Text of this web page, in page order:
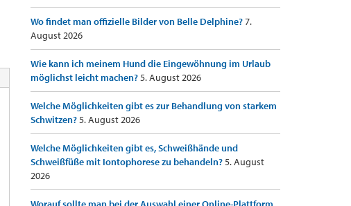
Wo findet man offizielle Bilder von Belle Delphine?7.
August 2026
Wie kann ich meinem Hund die Eingewöhnung im Urlaub
möglichst leicht machen?5. August 2026
Welche Möglichkeiten gibt es zur Behandlung von starkem
Schwitzen?5. August 2026
Welche Möglichkeiten gibt es, Schweißhände und
Schweißfüße mit Iontophorese zu behandeln?5. August
2026